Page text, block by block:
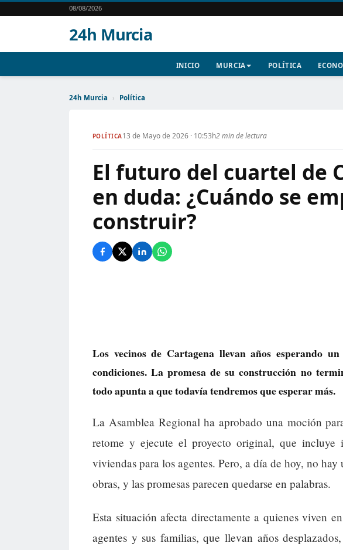
08/08/2026
24h Murcia
INICIO MURCIA POLÍTICA
24h Murcia › Política
POLÍTICA13 de Mayo de 2026 · 10:53h2 min de lectura
El futuro del cuartel de
en duda: ¿Cuándo se
construir?
Los vecinos de Cartagena llevan años esperando
condiciones. La promesa de su construcción no
todo apunta a que todavía tendremos que esperar más.
La Asamblea Regional ha aprobado una moción
retome y ejecute el proyecto original, que incluye
viviendas para los agentes. Pero, a día de hoy, no
obras, y las promesas parecen quedarse en palabras.
Esta situación afecta directamente a quienes viven
agentes y sus familias, que llevan años